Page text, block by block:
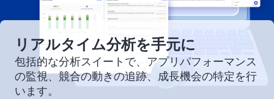
リアルタイム分析を手元に
包括的な分析スイートで、アプリパフォーマンス
の監視、競合の動きの追跡、成長機会の特定を行
います。